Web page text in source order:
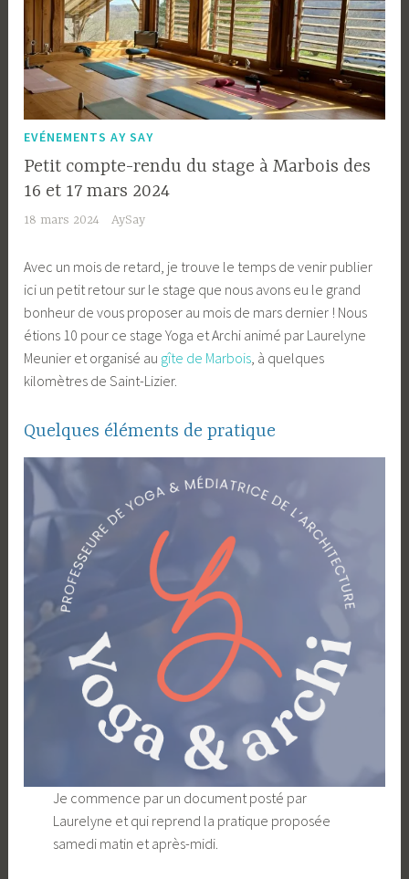
EVÉNEMENTS AY SAY
Petit compte-rendu du stage à Marbois des
16 et 17 mars 2024
18 mars 2024 AySay
Avec un mois de retard, je trouve le temps de venir publier
ici un petit retour sur le stage que nous avons eu le grand
bonheur de vous proposer au mois de mars dernier ! Nous
étions 10 pour ce stage Yoga et Archi animé par Laurelyne
Meunier et organisé au gîte de Marbois , à quelques
kilomètres de Saint-Lizier.
Quelques éléments de pratique
Je commence par un document posté par
Laurelyne et qui reprend la pratique proposée
samedi matin et après-midi.